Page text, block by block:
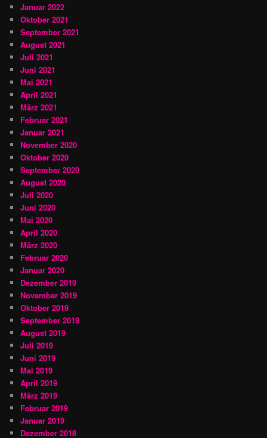
Januar 2022
Oktober 2021
September 2021
August 2021
Juli 2021
Juni 2021
Mai 2021
April 2021
März 2021
Februar 2021
Januar 2021
November 2020
Oktober 2020
September 2020
August 2020
Juli 2020
Juni 2020
Mai 2020
April 2020
März 2020
Februar 2020
Januar 2020
Dezember 2019
November 2019
Oktober 2019
September 2019
August 2019
Juli 2019
Juni 2019
Mai 2019
April 2019
März 2019
Februar 2019
Januar 2019
Dezember 2018